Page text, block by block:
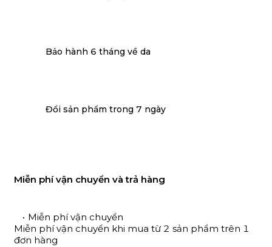
Miễn phí vận chuyển và trả hàng
Miễn phí vận chuyển
Miễn phí vận chuyển khi mua từ 2 sản phẩm trên 1
đơn hàng
Bảo hành 6 tháng về da
Đổi sản phẩm trong 7 ngày